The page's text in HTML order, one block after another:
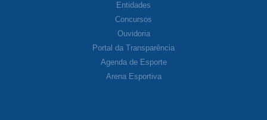
Entidades
Concursos
Ouvidoria
Portal da Transparência
Agenda de Esporte
Arena Esportiva